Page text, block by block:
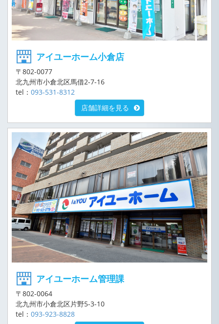
アイユーホーム小倉店
〒802-0077
北九州市小倉北区馬借2-7-16
tel： 093-531-8312
店舗詳細を見る
アイユーホーム管理課
〒802-0064
北九州市小倉北区片野5-3-10
tel： 093-923-8828